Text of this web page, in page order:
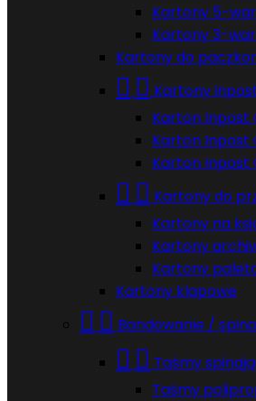
Kartony 5-
Kartony 3-
Kartony do
  Kartony
Karton Inpost
Karton Inpost
Karton Inpost
  Kartony do
Kartony na
Kartony
Kartony
Kartony klapowe
  Bandowanie /
  Taśmy
Taśmy